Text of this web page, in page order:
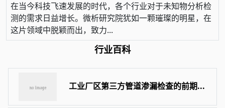
在当今科技飞速发展的时代，各个行业对于未知物分析检
测的需求日益增长。微析研究院犹如一颗璀璨的明星，在
这片领域中脱颖而出，致力...
行业百科
工业厂区第三方管道渗漏检查的前期...